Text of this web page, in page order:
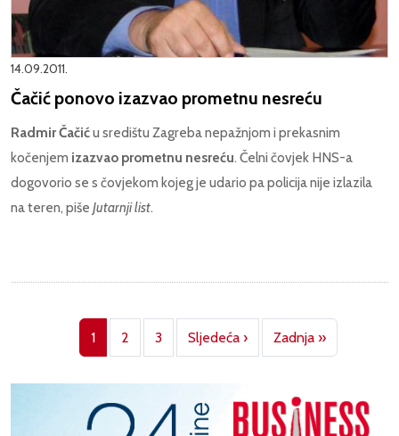
14.09.2011.
Čačić ponovo izazvao prometnu nesreću
Radmir Čačiću središtu Zagreba nepažnjom i prekasnim
kočenjem izazvao prometnu nesreću. Čelni čovjek HNS-a
dogovorio se s čovjekom kojeg je udario pa policija nije izlazila
na teren, piše Jutarnji list.
Pagination
1 2 3 Sljedeća ›Next page
Zadnja »Last page